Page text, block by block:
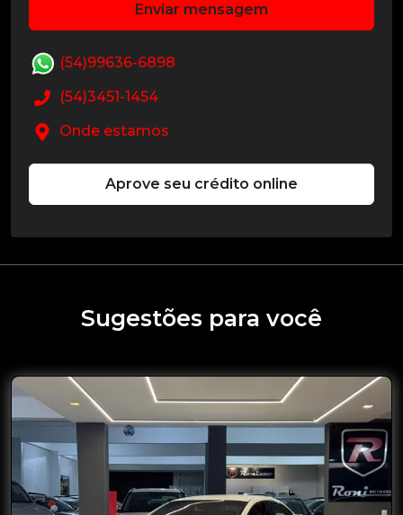
Enviar mensagem
(54)99636-6898
(54)3451-1454
Onde estamos
Aprove seu crédito online
Sugestões para você